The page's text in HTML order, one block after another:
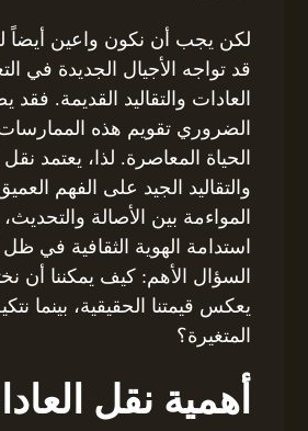
لكن يجب أن نكون واعين أيضاً
قد تواجه الأجيال الجديدة في
العادات والتقاليد القديمة.
الضروري تقويم هذه الممارسات
الحياة المعاصرة. لذا، يعتمد نقل
والتقاليد الجيد على الفهم
المواءمة بين الأصالة
استدامة الهوية الثقافية في
السؤال الأهم: كيف يمكننا أن
يعكس قيمتنا الحقيقية، بينما
المتغيرة؟
أهمية نقل